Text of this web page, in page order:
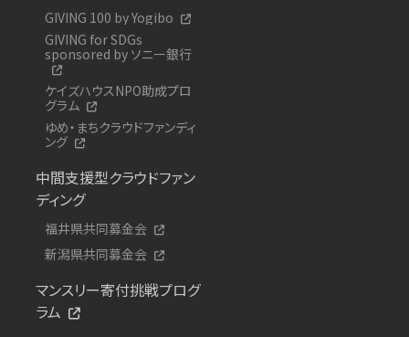
GIVING 100 by Yogibo
GIVING for SDGs
sponsored by ソニー銀行
ケイズハウスNPO助成プロ
グラム
ゆめ・まちクラウドファンディ
ング
中間支援型クラウドファン
ディング
福井県共同募金会
新潟県共同募金会
マンスリー寄付挑戦プログ
ラム